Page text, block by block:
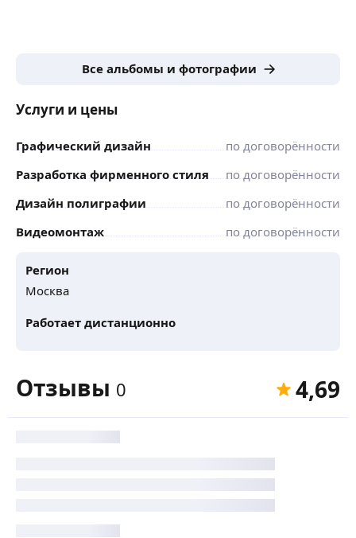
Все альбомы и фотографии
Услуги и цены
Графический дизайн
по договорённости
Разработка фирменного стиля
по договорённости
Дизайн полиграфии
по договорённости
Видеомонтаж
по договорённости
Регион
Москва
Работает дистанционно
Отзывы 0 4,69